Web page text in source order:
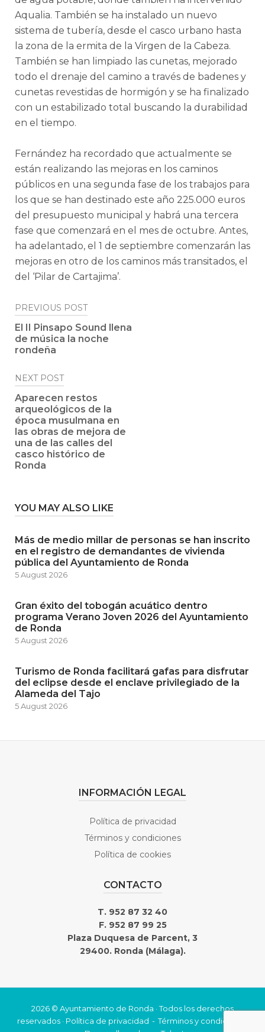
Aqualia. También se ha instalado un nuevo
sistema de tubería, desde el casco urbano hasta
la zona de la ermita de la Virgen de la Cabeza.
También se han limpiado las cunetas, mejorado
todo el drenaje del camino a través de badenes y
cunetas revestidas de hormigón y se ha finalizado
con un estabilizado total buscando la durabilidad
en el tiempo.
Fernández ha recordado que actualmente se
están realizando las mejoras en los caminos
públicos en una segunda fase de los trabajos para
los que se han destinado este año 225.000 euros
del presupuesto municipal y habrá una tercera
fase que comenzará en el mes de octubre. Antes,
ha adelantado, el 1 de septiembre comenzarán las
mejoras en otro de los caminos más transitados, el
del ‘Pilar de Cartajima’.
Post
navigation
PREVIOUS POST
El II Pinsapo Sound llena
de música la noche
rondeña
NEXT POST
Aparecen restos
arqueológicos de la
época musulmana en
las obras de mejora de
una de las calles del
casco histórico de
Ronda
YOU MAY ALSO LIKE
Más de medio millar de personas se han inscrito
en el registro de demandantes de vivienda
pública del Ayuntamiento de Ronda
5 August 2026
Gran éxito del tobogán acuático dentro
programa Verano Joven 2026 del Ayuntamiento
de Ronda
5 August 2026
Turismo de Ronda facilitará gafas para disfrutar
del eclipse desde el enclave privilegiado de la
Alameda del Tajo
5 August 2026
INFORMACIÓN LEGAL
Política de privacidad
Términos y condiciones
Política de cookies
CONTACTO
T. 952 87 32 40
F. 952 87 99 25
Plaza Duquesa de Parcent, 3
29400. Ronda (Málaga).
2026 © Ayuntamiento de Ronda · Todos los derechos
reservados · Política de privacidad
Términos y condiciones